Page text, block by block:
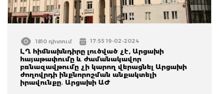
1810 դիտում 17:55 19-02-2024
ԼՂ հիմնախնդիրը լուծված չէ, Արցախի
հայաթափումը և ժամանակավոր
բռնազավթումը չի կարող վերացնել Արցախի
ժողովրդի ինքնորոշման անքակտելի
իրավունքը․ Արցախի ԱԺ